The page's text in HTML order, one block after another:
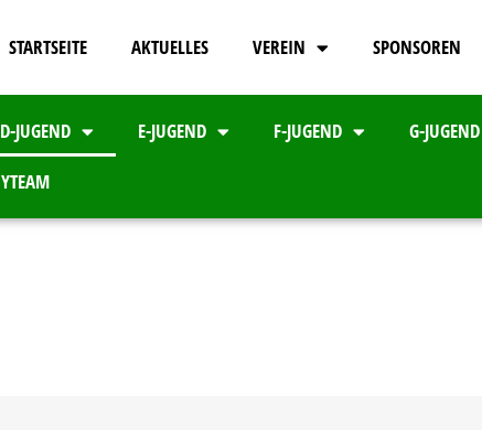
STARTSEITE AKTUELLES VEREIN SPONSOREN
D-JUGEND E-JUGEND F-JUGEND G-JUGEND